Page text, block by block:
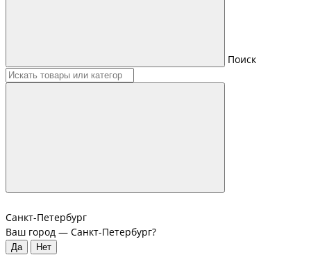
Поиск
Санкт-Петербург
Ваш город — Санкт-Петербург?